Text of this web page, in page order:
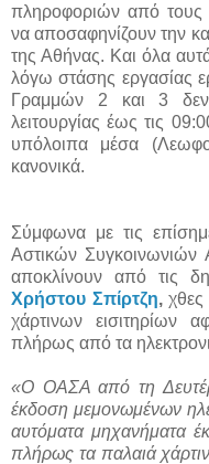
πληροφοριών από τους
να αποσαφηνίζουν την
της Αθήνας. Και όλα
λόγω στάσης εργασίας
Γραμμών 2 και 3
λειτουργίας έως τις
υπόλοιπα μέσα
κανονικά.
Σύμφωνα με τις
Αστικών
αποκλίνουν από τις
Χρήστου Σπίρτζη,χθες
χάρτινων εισιτηρίων
πλήρως από τα
«Ο ΟΑΣΑ από τη
έκδοση μεμονωμένων
αυτόματα μηχανήματα
πλήρως τα παλαιά